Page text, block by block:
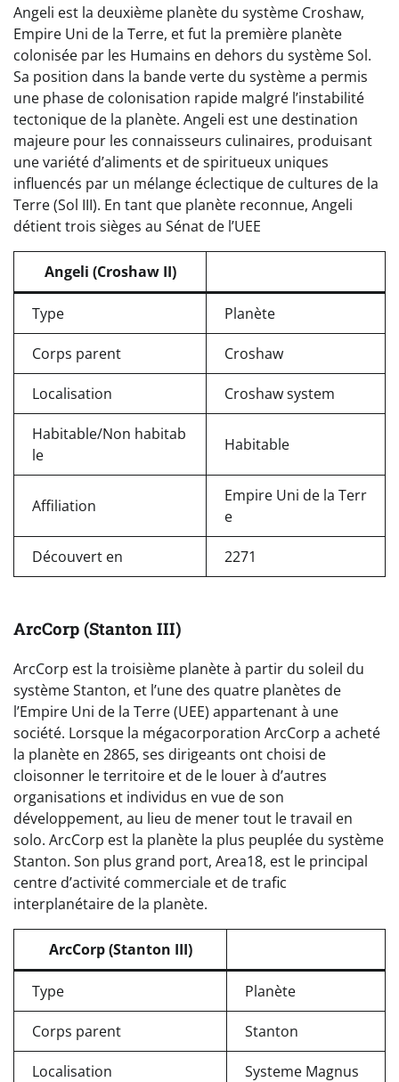
Angeli est la deuxième planète du système Croshaw,
Empire Uni de la Terre, et fut la première planète
colonisée par les Humains en dehors du système Sol.
Sa position dans la bande verte du système a permis
une phase de colonisation rapide malgré l’instabilité
tectonique de la planète. Angeli est une destination
majeure pour les connaisseurs culinaires, produisant
une variété d’aliments et de spiritueux uniques
influencés par un mélange éclectique de cultures de la
Terre (Sol III). En tant que planète reconnue, Angeli
détient trois sièges au Sénat de l’UEE
Angeli (Croshaw II)
Type Planète
Corps parent Croshaw
Localisation Croshaw system
Habitable/Non habitab
le
Habitable
Affiliation
Empire Uni de la Terr
e
Découvert en 2271
ArcCorp (Stanton III)
ArcCorp est la troisième planète à partir du soleil du
système Stanton, et l’une des quatre planètes de
l’Empire Uni de la Terre (UEE) appartenant à une
société. Lorsque la mégacorporation ArcCorp a acheté
la planète en 2865, ses dirigeants ont choisi de
cloisonner le territoire et de le louer à d’autres
organisations et individus en vue de son
développement, au lieu de mener tout le travail en
solo. ArcCorp est la planète la plus peuplée du système
Stanton. Son plus grand port, Area18, est le principal
centre d’activité commerciale et de trafic
interplanétaire de la planète.
ArcCorp (Stanton III)
Type Planète
Corps parent Stanton
Localisation Systeme Magnus